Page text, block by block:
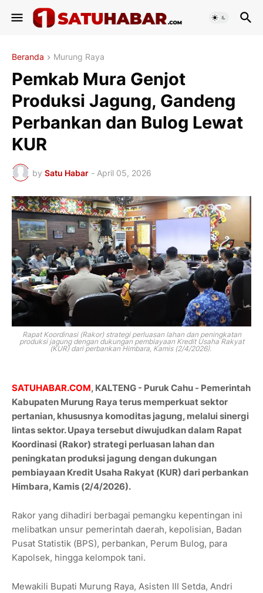
Beranda Murung Raya
Pemkab Mura Genjot
Produksi Jagung, Gandeng
Perbankan dan Bulog Lewat
KUR
by Satu Habar - April 05, 2026
Rapat Koordinasi (Rakor) strategi perluasan lahan dan peningkatan
produksi jagung dengan dukungan pembiayaan Kredit Usaha Rakyat
(KUR) dari perbankan Himbara, Kamis (2/4/2026).
SATUHABAR.COM, KALTENG - Puruk Cahu - Pemerintah
Kabupaten Murung Raya terus memperkuat sektor
pertanian, khususnya komoditas jagung, melalui sinergi
lintas sektor. Upaya tersebut diwujudkan dalam Rapat
Koordinasi (Rakor) strategi perluasan lahan dan
peningkatan produksi jagung dengan dukungan
pembiayaan Kredit Usaha Rakyat (KUR) dari perbankan
Himbara, Kamis (2/4/2026).
Rakor yang dihadiri berbagai pemangku kepentingan ini
melibatkan unsur pemerintah daerah, kepolisian, Badan
Pusat Statistik (BPS), perbankan, Perum Bulog, para
Kapolsek, hingga kelompok tani.
Mewakili Bupati Murung Raya, Asisten III Setda, Andri